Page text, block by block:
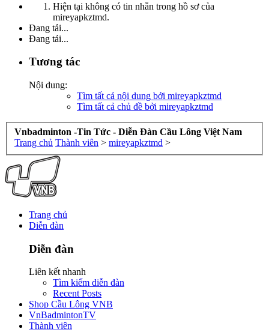
Hiện tại không có tin nhắn trong hồ sơ của
mireyapkztmd.
Đang tải...
Đang tải...
Tương tác
Nội dung:
Tìm tất cả nội dung bởi mireyapkztmd
Tìm tất cả chủ đề bởi mireyapkztmd
Vnbadminton -Tin Tức - Diễn Đàn Cầu Lông Việt Nam
Trang chủ Thành viên > mireyapkztmd >
Trang chủ
Diễn đàn
Diễn đàn
Liên kết nhanh
Tìm kiếm diễn đàn
Recent Posts
Shop Cầu Lông VNB
VnBadmintonTV
Thành viên